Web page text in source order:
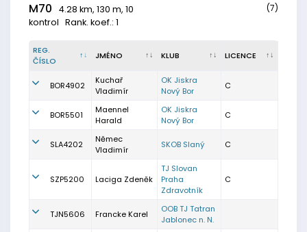
M70
4.28 km, 130 m, 10
kontrol Rank. koef.: 1
(7)
REG.
ČÍSLO
JMÉNO KLUB LICENCE
BOR4902
Kuchař
Vladimír
OK Jiskra
Nový Bor
C
BOR5501
Maennel
Harald
OK Jiskra
Nový Bor
C
SLA4202
Němec
Vladimír
SKOB Slaný C
SZP5200 Laciga Zdeněk
TJ Slovan
Praha
Zdravotník
C
TJN5606 Francke Karel
OOB TJ Tatran
Jablonec n. N.